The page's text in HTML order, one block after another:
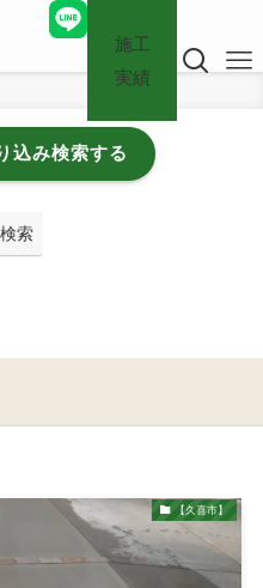
施工
実績
込み検索する
検索
【久喜市】